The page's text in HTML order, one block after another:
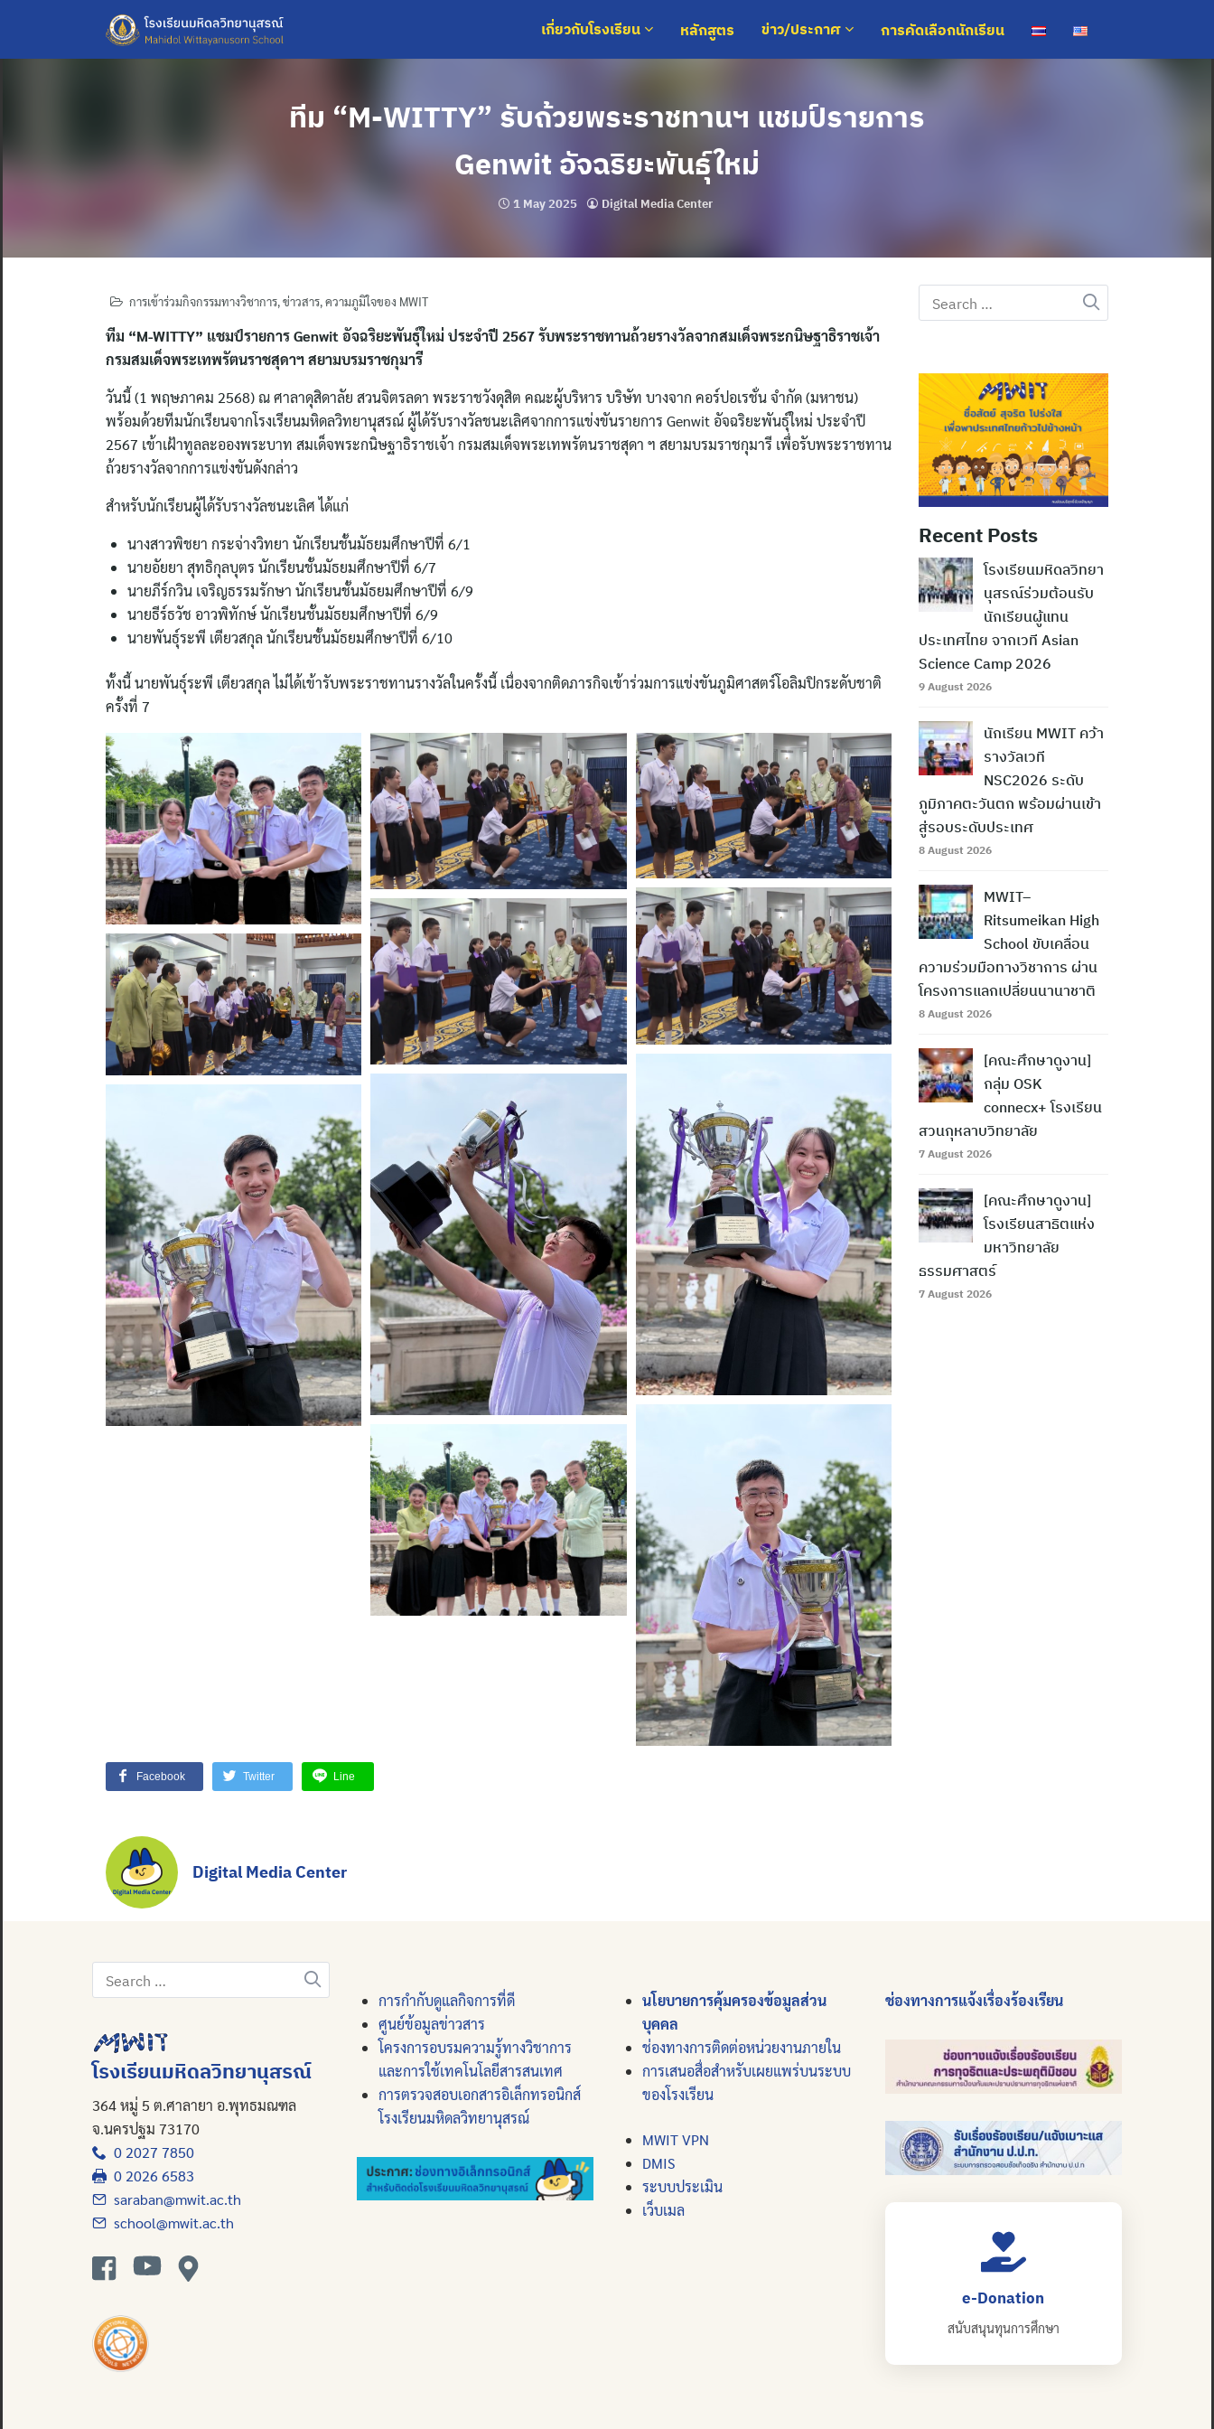
content
เกี่ยวกับโรงเรียน หลักสูตร ข่าว/ประกาศ การคัดเลือกนักเรียน
Search
for:
ทีม “M-WITTY” รับถ้วยพระราชทานฯ แชมป์รายการ
Genwit อัจฉริยะพันธุ์ใหม่
1 May 2025 Digital Media Center
การเข้าร่วมกิจกรรมทางวิชาการ,ข่าวสาร,ความภูมิใจของ MWIT
ทีม “M-WITTY” แชมป์รายการ Genwit อัจฉริยะพันธุ์ใหม่ ประจำปี 2567 รับพระราชทานถ้วยรางวัลจากสมเด็จพระกนิษฐาธิราชเจ้า
กรมสมเด็จพระเทพรัตนราชสุดาฯ สยามบรมราชกุมารี
วันนี้ (1 พฤษภาคม 2568) ณ ศาลาดุสิดาลัย สวนจิตรลดา พระราชวังดุสิต คณะผู้บริหาร บริษัท บางจาก คอร์ปอเรชั่น จำกัด (มหาชน)
พร้อมด้วยทีมนักเรียนจากโรงเรียนมหิดลวิทยานุสรณ์ ผู้ได้รับรางวัลชนะเลิศจากการแข่งขันรายการ Genwit อัจฉริยะพันธุ์ใหม่ ประจำปี
2567 เข้าเฝ้าทูลละอองพระบาท สมเด็จพระกนิษฐาธิราชเจ้า กรมสมเด็จพระเทพรัตนราชสุดา ฯ สยามบรมราชกุมารี เพื่อรับพระราชทาน
ถ้วยรางวัลจากการแข่งขันดังกล่าว
สำหรับนักเรียนผู้ได้รับรางวัลชนะเลิศ ได้แก่
นางสาวพิชยา กระจ่างวิทยา นักเรียนชั้นมัธยมศึกษาปีที่ 6/1
นายอัยยา สุทธิกุลบุตร นักเรียนชั้นมัธยมศึกษาปีที่ 6/7
นายภีร์กวิน เจริญธรรมรักษา นักเรียนชั้นมัธยมศึกษาปีที่ 6/9
นายธีร์ธวัช อาวพิทักษ์ นักเรียนชั้นมัธยมศึกษาปีที่ 6/9
นายพันธุ์ระพี เตียวสกุล นักเรียนชั้นมัธยมศึกษาปีที่ 6/10
ทั้งนี้ นายพันธุ์ระพี เตียวสกุล ไม่ได้เข้ารับพระราชทานรางวัลในครั้งนี้ เนื่องจากติดภารกิจเข้าร่วมการแข่งขันภูมิศาสตร์โอลิมปิกระดับชาติ
ครั้งที่ 7
Facebook Twitter Line
Digital Media Center
Search
for:
Recent Posts
โรงเรียนมหิดลวิทยา
นุสรณ์ร่วมต้อนรับ
นักเรียนผู้แทน
ประเทศไทย จากเวที Asian
Science Camp 2026
9 August 2026
นักเรียน MWIT คว้า
รางวัลเวที
NSC2026 ระดับ
ภูมิภาคตะวันตก พร้อมผ่านเข้า
สู่รอบระดับประเทศ
8 August 2026
MWIT–
Ritsumeikan High
School ขับเคลื่อน
ความร่วมมือทางวิชาการ ผ่าน
โครงการแลกเปลี่ยนนานาชาติ
8 August 2026
[คณะศึกษาดูงาน]
กลุ่ม OSK
connecx+ โรงเรียน
สวนกุหลาบวิทยาลัย
7 August 2026
[คณะศึกษาดูงาน]
โรงเรียนสาธิตแห่ง
มหาวิทยาลัย
ธรรมศาสตร์
7 August 2026
Search
for:
โรงเรียนมหิดลวิทยานุสรณ์
364 หมู่ 5 ต.ศาลายา อ.พุทธมณฑล
จ.นครปฐม 73170
0 2027 7850
0 2026 6583
saraban@mwit.ac.th
school@mwit.ac.th
การกำกับดูแลกิจการที่ดี
ศูนย์ข้อมูลข่าวสาร
โครงการอบรมความรู้ทางวิชาการ
และการใช้เทคโนโลยีสารสนเทศ
การตรวจสอบเอกสารอิเล็กทรอนิกส์
โรงเรียนมหิดลวิทยานุสรณ์
นโยบายการคุ้มครองข้อมูลส่วน
บุคคล
ช่องทางการติดต่อหน่วยงานภายใน
การเสนอสื่อสำหรับเผยแพร่บนระบบ
ของโรงเรียน
MWIT VPN
DMIS
ระบบประเมิน
เว็บเมล
ช่องทางการแจ้งเรื่องร้องเรียน
e-Donation
สนับสนุนทุนการศึกษา